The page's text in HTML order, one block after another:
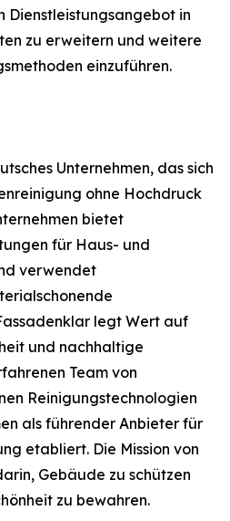
Dienstleistungsangebot in
zu erweitern und weitere
einzuführen.
Unternehmen, das sich
ohne Hochdruck
bietet
für Haus- und
verwendet
legt Wert auf
und nachhaltige
Team von
Reinigungstechnologien
als führender Anbieter für
etabliert. Die Mission von
Gebäude zu schützen
zu bewahren.